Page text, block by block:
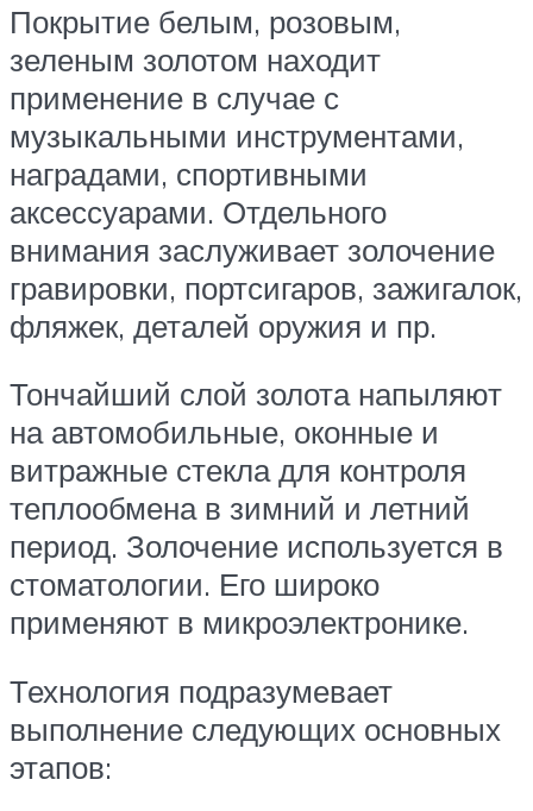
Покрытие белым, розовым,
зеленым золотом находит
применение в случае с
музыкальными инструментами,
наградами, спортивными
аксессуарами. Отдельного
внимания заслуживает золочение
гравировки, портсигаров, зажигалок,
фляжек, деталей оружия и пр.
Тончайший слой золота напыляют
на автомобильные, оконные и
витражные стекла для контроля
теплообмена в зимний и летний
период. Золочение используется в
стоматологии. Его широко
применяют в микроэлектронике.
Технология подразумевает
выполнение следующих основных
этапов: